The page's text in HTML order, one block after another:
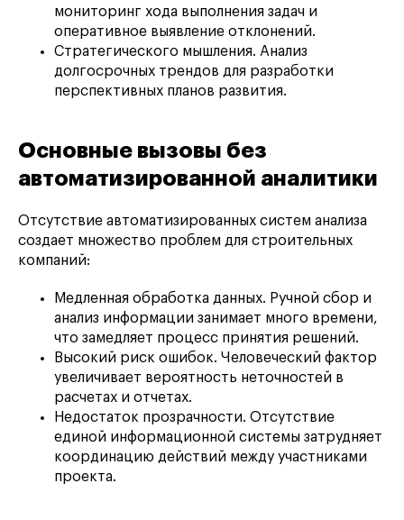
мониторинг хода выполнения задач и
оперативное выявление отклонений.
Стратегического мышления. Анализ
долгосрочных трендов для разработки
перспективных планов развития.
Основные вызовы без
автоматизированной аналитики
Отсутствие автоматизированных систем анализа
создает множество проблем для строительных
компаний:
Медленная обработка данных. Ручной сбор и
анализ информации занимает много времени,
что замедляет процесс принятия решений.
Высокий риск ошибок. Человеческий фактор
увеличивает вероятность неточностей в
расчетах и отчетах.
Недостаток прозрачности. Отсутствие
единой информационной системы затрудняет
координацию действий между участниками
проекта.